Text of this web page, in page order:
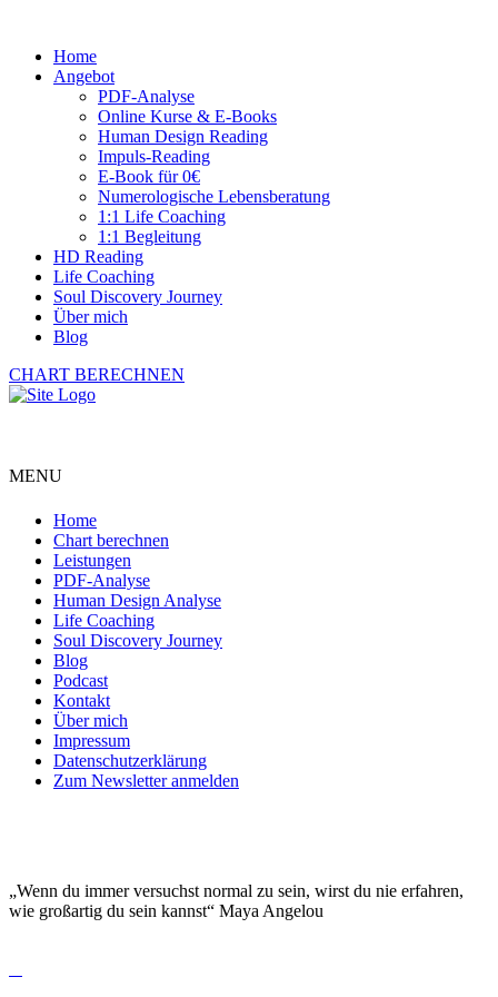
Home
Angebot
PDF-Analyse
Online Kurse & E-Books
Human Design Reading
Impuls-Reading
E-Book für 0€
Numerologische Lebensberatung
1:1 Life Coaching
1:1 Begleitung
HD Reading
Life Coaching
Soul Discovery Journey
Über mich
Blog
CHART BERECHNEN
MENU
Home
Chart berechnen
Leistungen
PDF-Analyse
Human Design Analyse
Life Coaching
Soul Discovery Journey
Blog
Podcast
Kontakt
Über mich
Impressum
Datenschutzerklärung
Zum Newsletter anmelden
„Wenn du immer versuchst normal zu sein, wirst du nie erfahren,
wie großartig du sein kannst“ Maya Angelou